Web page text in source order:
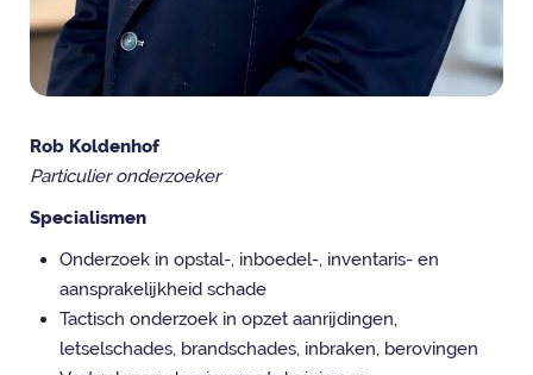
Rob Koldenhof
Particulier onderzoeker
Specialismen
Onderzoek in opstal-, inboedel-, inventaris- en
aansprakelijkheid schade
Tactisch onderzoek in opzet aanrijdingen,
letselschades, brandschades, inbraken, berovingen